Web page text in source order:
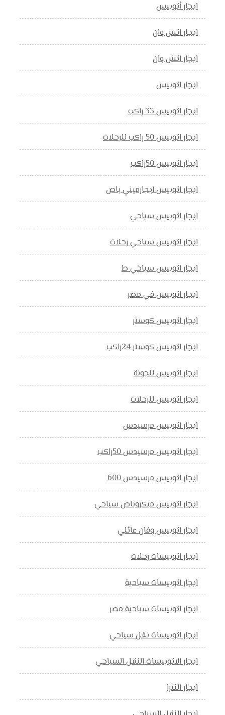
ايجار أتوبيس
ايجار اتش وان
ايجار اتش وان
ايجار اتوبيس
ايجار اتوبيس 33 راكب
ايجار اتوبيس 50 راكب للرحلات
ايجار اتوبيس 50راكب
ايجار اتوبيس ايجارميني باص
ايجار اتوبيس سياحي
ايجار اتوبيس سياحي رحلات
ايجار اتوبيس سياخي ط
ايجار اتوبيس في مصر
ايجار اتوبيس كوستر
ايجار اتوبيس كوستر 24راكب
ايجار اتوبيس للجونة
ايجار اتوبيس للرحلات
ايجار اتوبيس مرسيدس
ايجار اتوبيس مرسيدس 50راكب
ايجار اتوبيس مرسيدس 600
ايجار اتوبيس ميكروباص سياحي
ايجار اتوبيس وفان عائلي
ايجار اتوبيسات رحلات
ايجار اتوبيسات سياحية
ايجار اتوبيسات سياحية مصر
ايجار اتوبيسات نقل سياحي
ايجار الاتوبيسات النقل السياحي
ايجار النترا